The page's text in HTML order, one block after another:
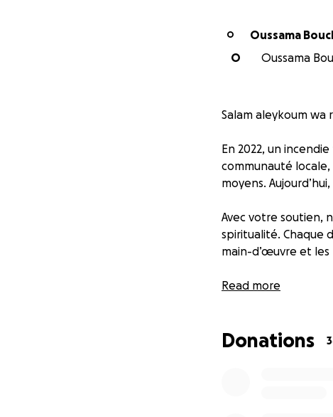
O
Oussama
O
Oussama
Salam aleykoum wa
En 2022, un
communauté
moyens.
Avec votre soutien,
spiritualité. Chaque
main-d’œuvre et les
La gestion sera
Participer, c’est
Read more
Donations